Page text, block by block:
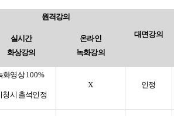
원격강의
대면강의
실시간
화상강의
온라인
녹화강의
화영상 100%
청시 출석인정
X 인정